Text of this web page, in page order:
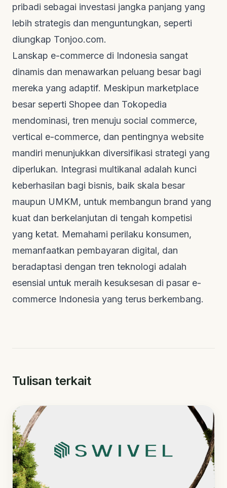
pribadi sebagai investasi jangka panjang yang
lebih strategis dan menguntungkan, seperti
diungkap Tonjoo.com.
Lanskap e-commerce di Indonesia sangat
dinamis dan menawarkan peluang besar bagi
mereka yang adaptif. Meskipun marketplace
besar seperti Shopee dan Tokopedia
mendominasi, tren menuju social commerce,
vertical e-commerce, dan pentingnya website
mandiri menunjukkan diversifikasi strategi yang
diperlukan. Integrasi multikanal adalah kunci
keberhasilan bagi bisnis, baik skala besar
maupun UMKM, untuk membangun brand yang
kuat dan berkelanjutan di tengah kompetisi
yang ketat. Memahami perilaku konsumen,
memanfaatkan pembayaran digital, dan
beradaptasi dengan tren teknologi adalah
esensial untuk meraih kesuksesan di pasar e-
commerce Indonesia yang terus berkembang.
Tulisan terkait